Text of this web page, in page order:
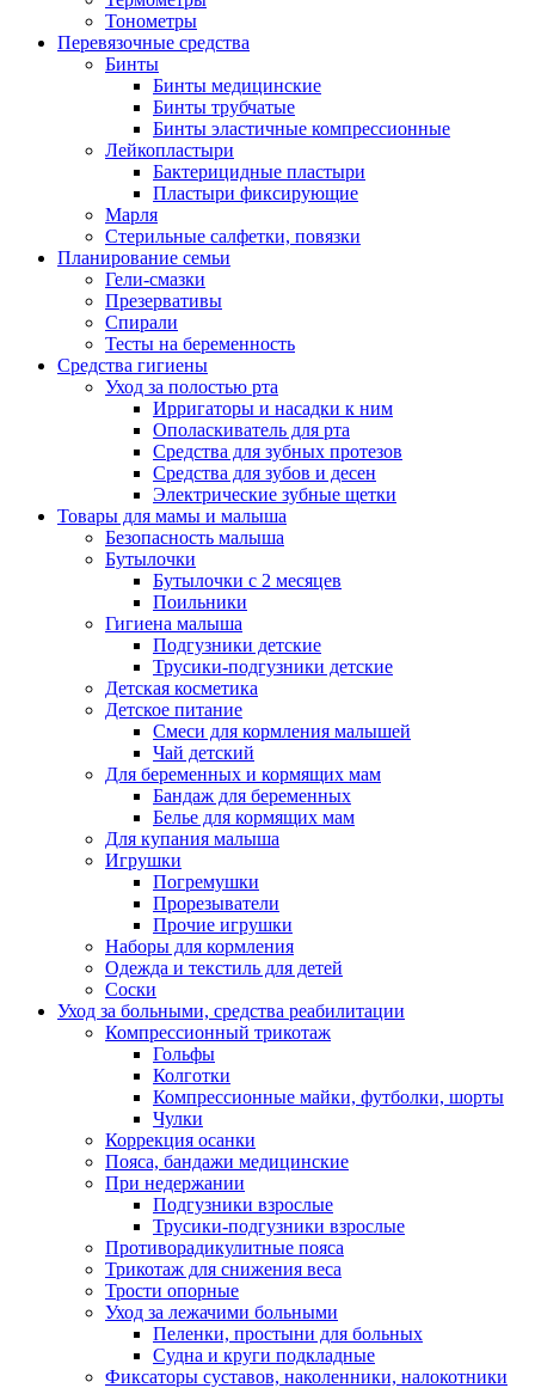
Тонометры
Перевязочные средства
Бинты
Бинты медицинские
Бинты трубчатые
Бинты эластичные компрессионные
Лейкопластыри
Бактерицидные пластыри
Пластыри фиксирующие
Марля
Стерильные салфетки, повязки
Планирование семьи
Гели-смазки
Презервативы
Спирали
Тесты на беременность
Средства гигиены
Уход за полостью рта
Ирригаторы и насадки к ним
Ополаскиватель для рта
Средства для зубных протезов
Средства для зубов и десен
Электрические зубные щетки
Товары для мамы и малыша
Безопасность малыша
Бутылочки
Бутылочки с 2 месяцев
Поильники
Гигиена малыша
Подгузники детские
Трусики-подгузники детские
Детская косметика
Детское питание
Смеси для кормления малышей
Чай детский
Для беременных и кормящих мам
Бандаж для беременных
Белье для кормящих мам
Для купания малыша
Игрушки
Погремушки
Прорезыватели
Прочие игрушки
Наборы для кормления
Одежда и текстиль для детей
Соски
Уход за больными, средства реабилитации
Компрессионный трикотаж
Гольфы
Колготки
Компрессионные майки, футболки, шорты
Чулки
Коррекция осанки
Пояса, бандажи медицинские
При недержании
Подгузники взрослые
Трусики-подгузники взрослые
Противорадикулитные пояса
Трикотаж для снижения веса
Трости опорные
Уход за лежачими больными
Пеленки, простыни для больных
Судна и круги подкладные
Фиксаторы суставов, наколенники, налокотники